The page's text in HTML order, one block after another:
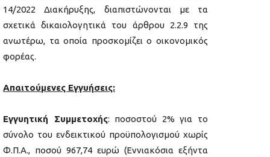
14/2022 Διακήρυξης, διαπιστώνονται με τα
σχετικά δικαιολογητικά του άρθρου 2.2.9 της
ανωτέρω, τα οποία προσκομίζει ο οικονομικός
φορέας.
Απαιτούμενες Εγγυήσεις:
Εγγυητική Συμμετοχής: ποσοστού 2% για το
σύνολο του ενδεικτικού προϋπολογισμού χωρίς
Φ.Π.Α., ποσού 967,74 ευρώ (Εννιακόσια εξήντα